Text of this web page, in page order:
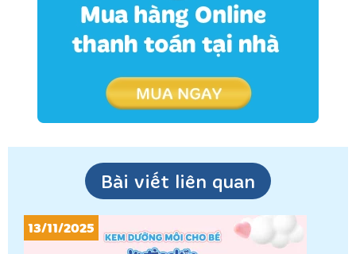
Bài viết liên quan
13/11/2025